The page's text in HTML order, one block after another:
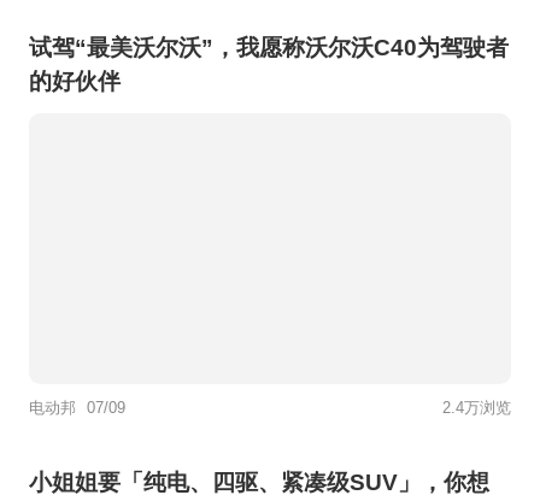
试驾“最美沃尔沃”，我愿称沃尔沃C40为驾驶者
的好伙伴
电动邦 07/09 2.4万浏览
小姐姐要「纯电、四驱、紧凑级SUV」，你想